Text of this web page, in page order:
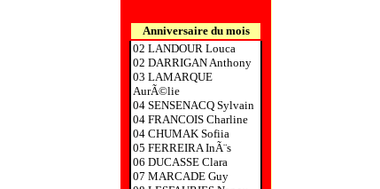
Anniversaire du mois
02 LANDOUR Louca
02 DARRIGAN Anthony
03 LAMARQUE
AurÃ©lie
04 SENSENACQ Sylvain
04 FRANCOIS Charline
04 CHUMAK Sofiia
05 FERREIRA InÃ¨s
06 DUCASSE Clara
07 MARCADE Guy